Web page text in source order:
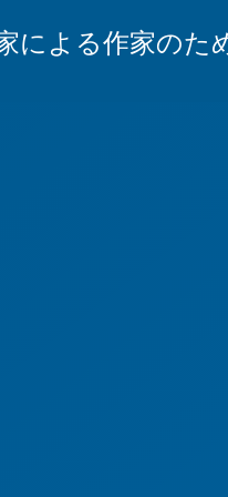
による作家のた